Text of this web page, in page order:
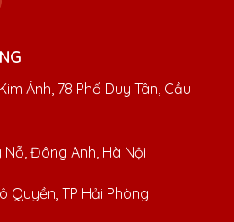
Ánh, 78 Phố Duy Tân, Cầu
Đông Anh, Hà Nội
Quyền, TP Hải Phòng